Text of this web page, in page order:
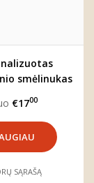
smėlinukas
€1700
SĄRAŠĄ